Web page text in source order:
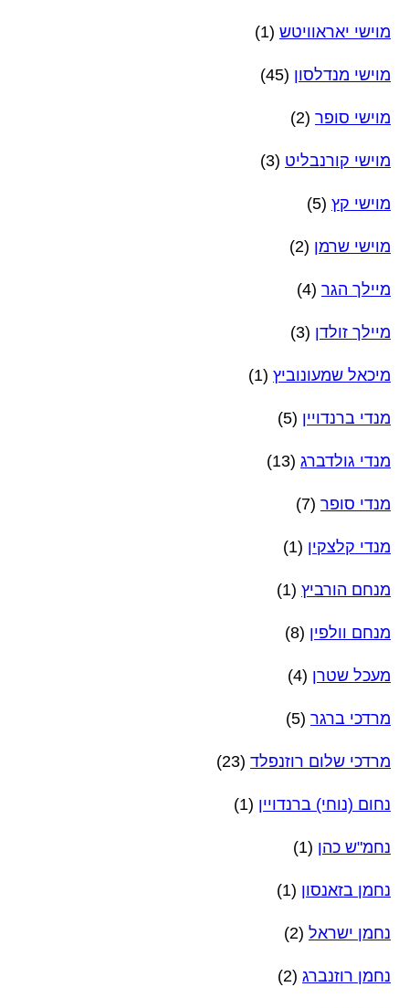
מוישי יאראוויטש (1)
מוישי מנדלסון (45)
מוישי סופר (2)
מוישי קורנבליט (3)
מוישי קץ (5)
מוישי שרמן (2)
מיילך הגר (4)
מיילך זולדן (3)
מיכאל שמעונוביץ (1)
מנדי ברנדויין (5)
מנדי גולדברג (13)
מנדי סופר (7)
מנדי קלצקין (1)
מנחם הורביץ (1)
מנחם וולפין (8)
מעכל שטרן (4)
מרדכי ברגר (5)
מרדכי שלום רוזנפלד (23)
נחום (נוחי) ברנדויין (1)
נחמ"ש כהן (1)
נחמן בזאנסון (1)
נחמן ישראל (2)
נחמן רוזנברג (2)